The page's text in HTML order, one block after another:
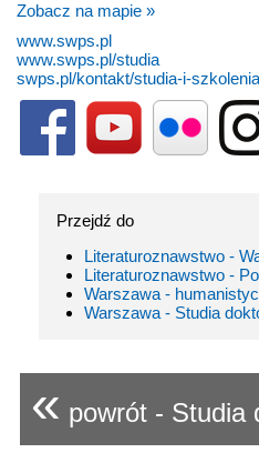
Zobacz na mapie »
www.swps.pl
www.swps.pl/studia
swps.pl/kontakt/studia-i-
Przejdź do
Literaturoznawstwo -
Literaturoznawstwo -
Warszawa -
Warszawa - Studia
« powrót - Studia